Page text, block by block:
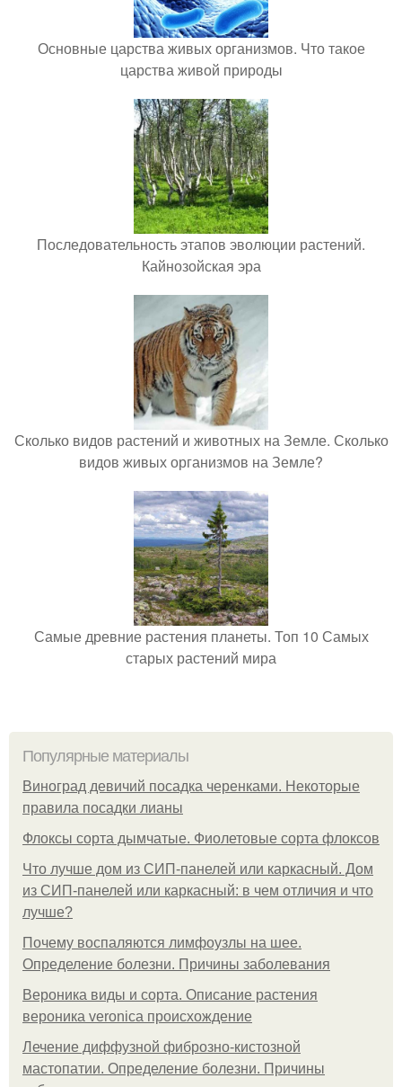
Основные царства живых организмов. Что такое
царства живой природы
Последовательность этапов эволюции растений.
Кайнозойская эра
Сколько видов растений и животных на Земле. Сколько
видов живых организмов на Земле?
Самые древние растения планеты. Топ 10 Самых
старых растений мира
Популярные материалы
Виноград девичий посадка черенками. Некоторые
правила посадки лианы
Флоксы сорта дымчатые. Фиолетовые сорта флоксов
Что лучше дом из СИП-панелей или каркасный. Дом
из СИП-панелей или каркасный: в чем отличия и что
лучше?
Почему воспаляются лимфоузлы на шее.
Определение болезни. Причины заболевания
Вероника виды и сорта. Описание растения
вероника veronica происхождение
Лечение диффузной фиброзно-кистозной
мастопатии. Определение болезни. Причины